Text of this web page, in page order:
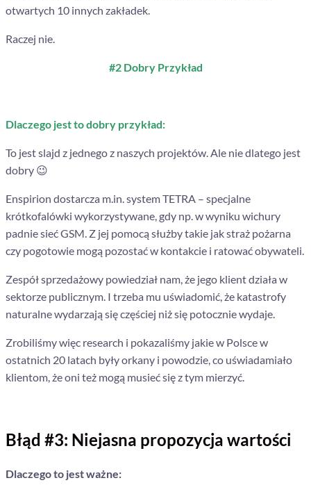
otwartych 10 innych zakładek.
Raczej nie.
#2 Dobry Przykład
Dlaczego jest to dobry przykład:
To jest slajd z jednego z naszych projektów. Ale nie dlatego jest
dobry 😉
Enspirion dostarcza m.in. system TETRA – specjalne
krótkofalówki wykorzystywane, gdy np. w wyniku wichury
padnie sieć GSM. Z jej pomocą służby takie jak straż pożarna
czy pogotowie mogą pozostać w kontakcie i ratować obywateli.
Zespół sprzedażowy powiedział nam, że jego klient działa w
sektorze publicznym. I trzeba mu uświadomić, że katastrofy
naturalne wydarzają się częściej niż się potocznie wydaje.
Zrobiliśmy więc research i pokazaliśmy jakie w Polsce w
ostatnich 20 latach były orkany i powodzie, co uświadamiało
klientom, że oni też mogą musieć się z tym mierzyć.
Błąd #3: Niejasna propozycja wartości
Dlaczego to jest ważne: